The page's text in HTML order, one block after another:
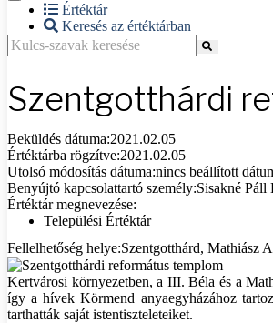
Értéktár
Keresés az értéktárban
Szentgotthárdi
Beküldés dátuma:2021.02.05
Értéktárba rögzítve:2021.02.05
Utolsó módosítás dátuma:nincs beállított
Benyújtó kapcsolattartó személy:Sisakné Páll
Értéktár megnevezése:
Települési Értéktár
Fellelhetőség helye:Szentgotthárd, Mathiász
Kertvárosi környezetben, a III. Béla és a
így a hívek Körmend anyaegyházához
tarthatták saját istentiszteleteiket.